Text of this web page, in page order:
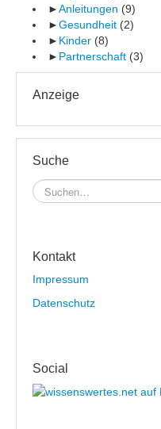
►Anleitungen (9)
►Gesundheit (2)
► Kinder (8)
► Partnerschaft (3)
Anzeige
Suche
Kontakt
Impressum
Datenschutz
Social